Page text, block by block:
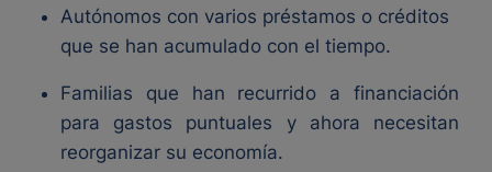
Autónomos con varios préstamos o créditos
que se han acumulado con el tiempo.
Familias que han recurrido a financiación
para gastos puntuales y ahora necesitan
reorganizar su economía.